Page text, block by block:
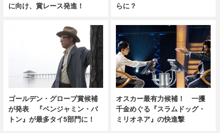
に向け、賞レース発進！
らに？
ゴールデン・グローブ賞候補
が発表 『ベンジャミン・バ
トン』が最多タイ5部門に！
オスカー最有力候補！ 一攫
千金めぐる『スラムドッグ・
ミリオネア』の快進撃